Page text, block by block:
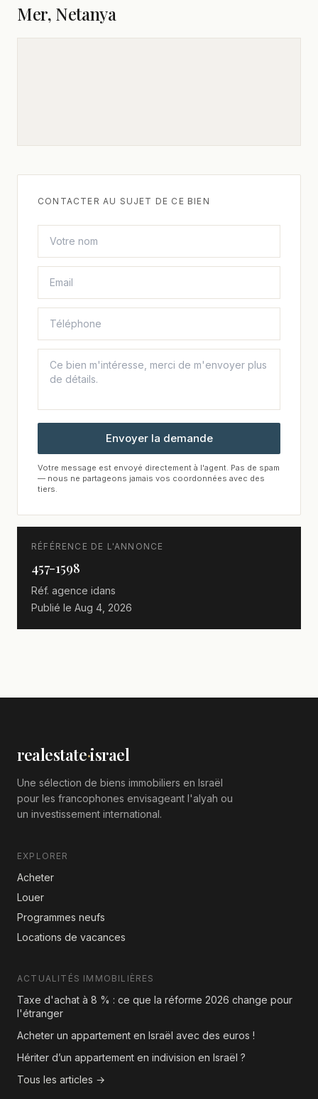
Mer, Netanya
CONTACTER AU SUJET DE CE BIEN
Envoyer la demande
Votre message est envoyé directement à l'agent. Pas de spam
— nous ne partageons jamais vos coordonnées avec des
tiers.
RÉFÉRENCE DE L'ANNONCE
457-1598
Réf. agence idans
Publié le Aug 4, 2026
realestate·israel
Une sélection de biens immobiliers en Israël
pour les francophones envisageant l'alyah ou
un investissement international.
EXPLORER
Acheter
Louer
Programmes neufs
Locations de vacances
ACTUALITÉS IMMOBILIÈRES
Taxe d'achat à 8 % : ce que la réforme 2026 change pour
l'étranger
Acheter un appartement en Israël avec des euros !
Hériter d’un appartement en indivision en Israël ?
Tous les articles →